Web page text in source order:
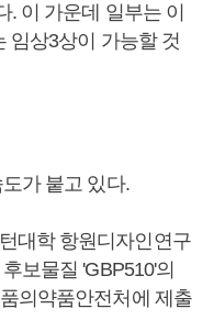
이 가운데 일부는 이
임상3상이 가능할 것
가 붙고 있다.
대학 항원디자인연구
보물질 'GBP510'의
의약품안전처에 제출